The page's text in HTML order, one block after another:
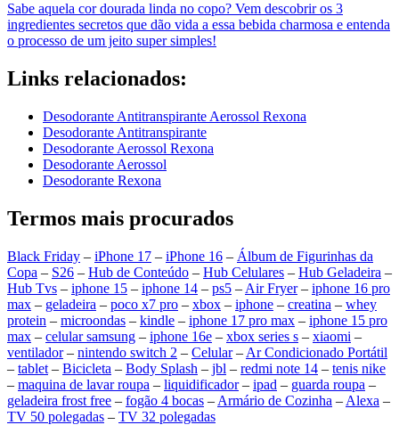
Sabe aquela cor dourada linda no copo? Vem descobrir os 3
ingredientes secretos que dão vida a essa bebida charmosa e entenda
o processo de um jeito super simples!
Links relacionados:
Desodorante Antitranspirante Aerossol Rexona
Desodorante Antitranspirante
Desodorante Aerossol Rexona
Desodorante Aerossol
Desodorante Rexona
Termos mais procurados
Black Friday – iPhone 17 – iPhone 16 – Álbum de Figurinhas da
Copa – S26 – Hub de Conteúdo – Hub Celulares – Hub Geladeira –
Hub Tvs – iphone 15 – iphone 14 – ps5 – Air Fryer– iphone 16 pro
max – geladeira – poco x7 pro – xbox – iphone – creatina – whey
protein – microondas – kindle – iphone 17 pro max – iphone 15 pro
max – celular samsung – iphone 16e – xbox series s – xiaomi –
ventilador– nintendo switch 2 – Celular– Ar Condicionado Portátil
– tablet – Bicicleta – Body Splash – jbl – redmi note 14 – tenis nike
– maquina de lavar roupa – liquidificador– ipad – guarda roupa –
geladeira frost free – fogão 4 bocas – Armário de Cozinha – Alexa –
TV 50 polegadas – TV 32 polegadas